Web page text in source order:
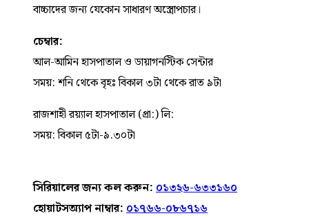
বাচ্চাদের জন্য যেকোন সাধারণ অস্ত্রোপচার।
চেম্বার:
আল-আমিন হাসপাতাল ও ডায়াগনস্টিক সেন্টার
সময়: শনি থেকে বৃহঃ বিকাল ৩টা থেকে রাত ৯টা
রাজশাহী রয়্যাল হাসপাতাল (প্রা:) লি:
সময়: বিকাল ৫টা-৯.৩০টা
সিরিয়ালের জন্য কল করুন: ০১৩২৬-৬৩৩১৬০
হোয়াটসঅ্যাপ নাম্বার: ০১৭৬৬-০৮৬৭১৬